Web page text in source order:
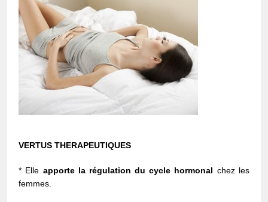
VERTUS THERAPEUTIQUES
* Elle apporte la régulation du cycle hormonal chez les
femmes.